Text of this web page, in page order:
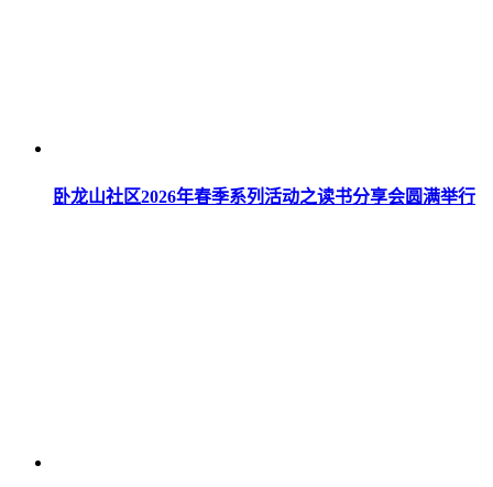
卧龙山社区2026年春季系列活动之读书分享会圆满举行